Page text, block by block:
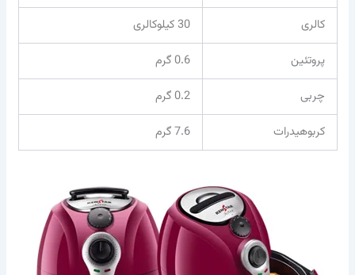
کالری
30 کیلوکالری
پروتئین
0.6 گرم
چربی
0.2 گرم
کربوهیدرات
7.6 گرم